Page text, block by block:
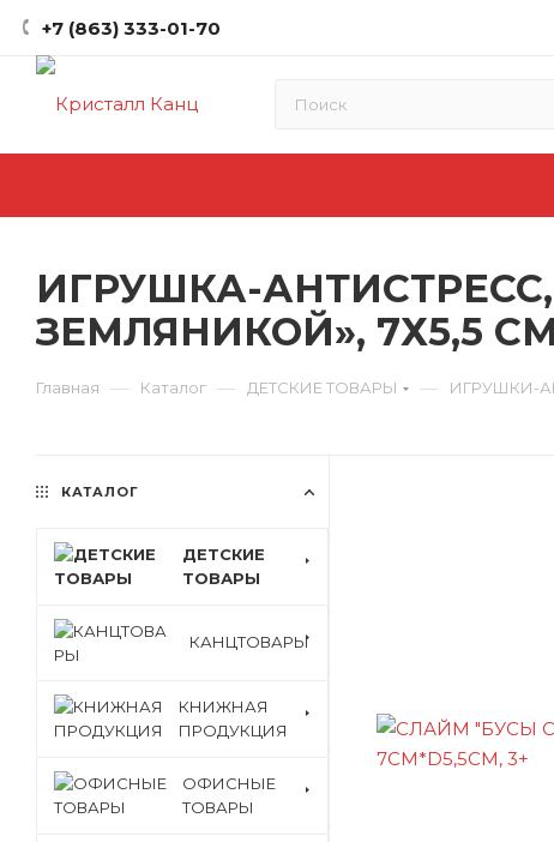
+7 (863) 333-01-70
ИГРУШКА-
ЗЕМЛЯНИКОЙ», 7Х5,5
Главная — Каталог — ДЕТСКИЕ ТОВАРЫ — ИГРУШКИ-
КАТАЛОГ
ДЕТСКИЕ
ТОВАРЫ
КАНЦТОВАРЫ
КНИЖНАЯ
ПРОДУКЦИЯ
ОФИСНЫЕ
ТОВАРЫ